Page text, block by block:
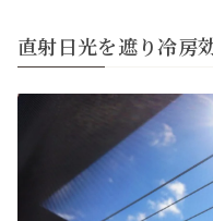
直射日光を遮り冷房
優良
最大4社
リフォーム